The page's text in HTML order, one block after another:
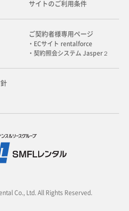
サイトのご利用条件
ご契約者様専用ページ
・ECサイト rentalforce
・契約照会システム Jasper２
Co., Ltd. All Rights Reserved.